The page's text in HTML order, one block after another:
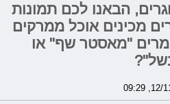
הבאנו לכם תמונות
מכינים אוכל ממרקים
"מאסטר שף" או